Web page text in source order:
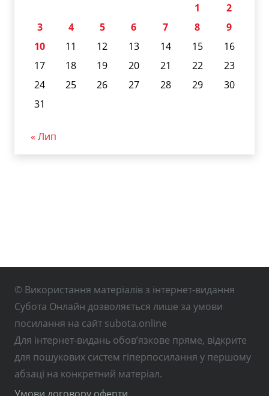
1
2
3
4 5 6 7 8
9
10
11 12 13 14 15
16
17
18 19 20 21 22
23
24
25 26 27 28 29
30
31
« Лип
© Використання матеріалів з інтернет-видання
Субота Онлайн дозволяється лише за умови
посилання на сайт subota.online
Для інтернет-видань обов’язкове пряме, відкрите
для пошукових систем гіперпосилання у першому
абзаці на конкретний матеріал.